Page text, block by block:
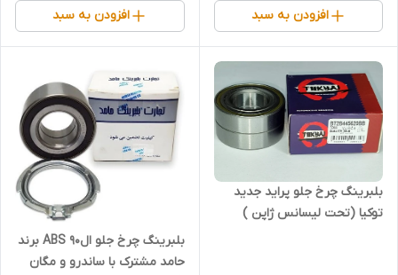
افزودن به سبد افزودن به سبد
بلبرینگ چرخ جلو پراید جدید
توکیا (تحت لیسانس ژاپن )
بلبرینگ چرخ جلو ال90 ABS برند
حامد مشترک با ساندرو و مگان